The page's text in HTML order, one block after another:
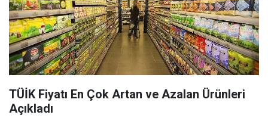
TÜİK Fiyatı En Çok Artan ve Azalan Ürünleri
Açıkladı